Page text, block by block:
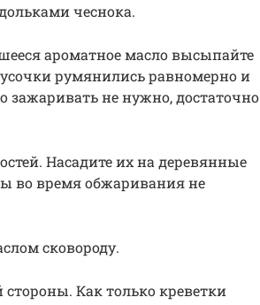
чеснока.
ароматное масло высыпайте
румянились равномерно и
зажаривать не нужно, достаточно
Насадите их на деревянные
во время обжаривания не
сковороду.
Как только креветки